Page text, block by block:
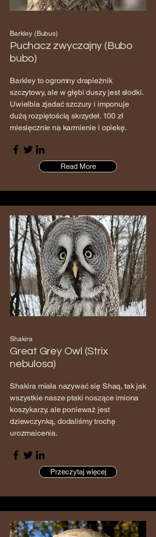
Barkley (Bubus)
Puchacz zwyczajny (Bubo
bubo)
Barkley to ogromny drapieżnik
szczytowy, ale w głębi duszy jest słodki.
Uwielbia zjadać szczury i imponuje
dużą rozpiętością skrzydeł. 100 zł
miesięcznie na karmienie i opiekę.
Read More
Shakira
Great Grey Owl (Strix
nebulosa)
Shakira miała nazywać się Shaq, tak jak
wszystkie nasze ptaki noszące imiona
koszykarzy, ale ponieważ jest
dziewczynką, dodaliśmy trochę
urozmaicenia.
Przeczytaj więcej